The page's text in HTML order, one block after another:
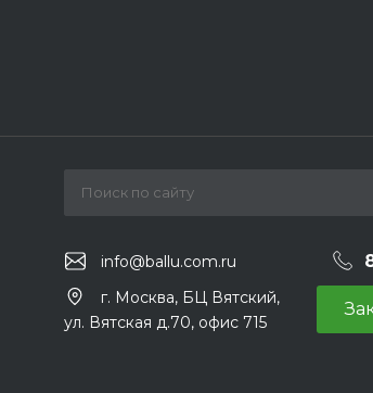
info@ballu.com.ru
г. Москва, БЦ Вятский,
ул. Вятская д.70, офис 715